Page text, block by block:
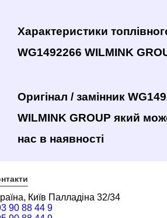
Характеристики
WG1492266 WILMINK
Оригінал / замінник
WILMINK GROUP який
нас в наявності
Київ Палладіна 32/34
90 88 44 9